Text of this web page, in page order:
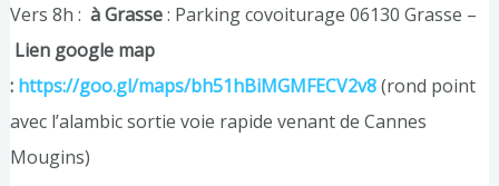
Vers 8h : à Grasse: Parking covoiturage 06130 Grasse –
Lien google map
: https://goo.gl/maps/bh51hBiMGMFECV2v8(rond point
avec l’alambic sortie voie rapide venant de Cannes
Mougins)